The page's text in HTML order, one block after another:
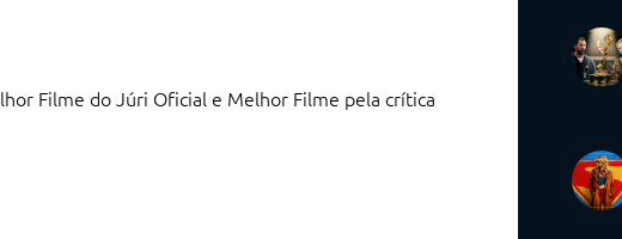
Filme do Júri Oficial e Melhor Filme pela crítica